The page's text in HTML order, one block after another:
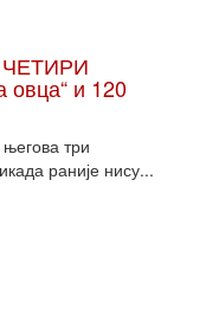
и 120
три
раније нису...